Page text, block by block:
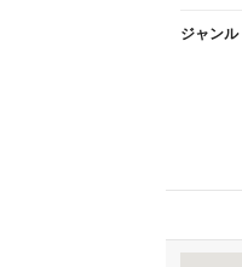
ジャンル